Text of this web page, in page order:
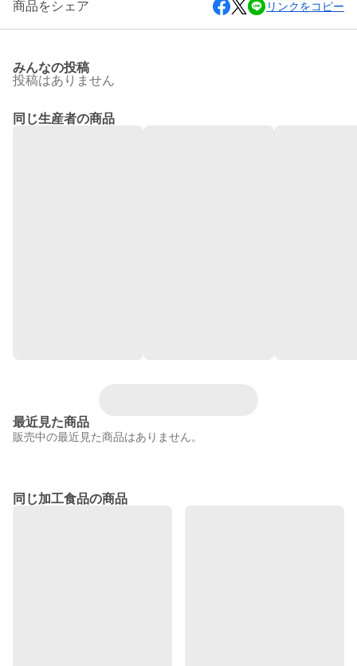
商品をシェア リンクをコピー
みんなの投稿
投稿はありません
同じ生産者の商品
最近見た商品
販売中の最近見た商品はありません。
同じ加工食品の商品